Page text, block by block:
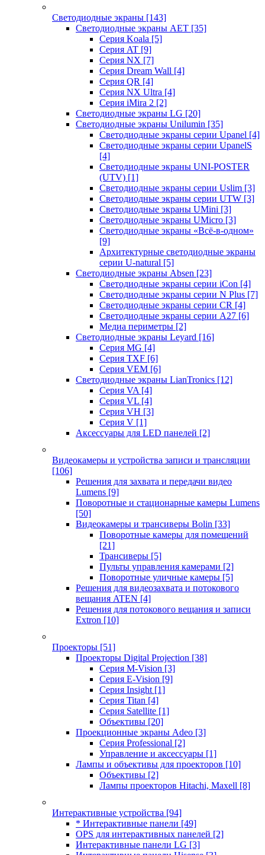
Светодиодные экраны [143]
Светодиодные экраны AET [35]
Cерия Koala [5]
Серия AT [9]
Серия NX [7]
Серия Dream Wall [4]
Серия QR [4]
Серия NX Ultra [4]
Серия iMira 2 [2]
Светодиодные экраны LG [20]
Светодиодные экраны Unilumin [35]
Светодиодные экраны серии Upanel [4]
Светодиодные экраны серии UpanelS
[4]
Светодиодные экраны UNI-POSTER
(UTV) [1]
Светодиодные экраны серии Uslim [3]
Светодиодные экраны серии UTW [3]
Светодиодные экраны UMini [3]
Светодиодные экраны UMicro [3]
Светодиодные экраны «Всё-в-одном»
[9]
Архитектурные светодиодные экраны
серии U-natural [5]
Светодиодные экраны Absen [23]
Светодиодные экраны серии iCon [4]
Светодиодные экраны серии N Plus [7]
Светодиодные экраны серии CR [4]
Светодиодные экраны серии А27 [6]
Медиа периметры [2]
Светодиодные экраны Leyard [16]
Серия MG [4]
Серия TXF [6]
Серия VEM [6]
Светодиодные экраны LianTronics [12]
Серия VA [4]
Серия VL [4]
Серия VH [3]
Серия V [1]
Аксессуары для LED панелей [2]
Видеокамеры и устройства записи и трансляции
[106]
Решения для захвата и передачи видео
Lumens [9]
Поворотные и стационарные камеры Lumens
[50]
Видеокамеры и трансиверы Bolin [33]
Поворотные камеры для помещений
[21]
Трансиверы [5]
Пульты управления камерами [2]
Поворотные уличные камеры [5]
Решения для видеозахвата и потокового
вещания ATEN [4]
Решения для потокового вещания и записи
Extron [10]
Проекторы [51]
Проекторы Digital Projection [38]
Серия M-Vision [3]
Серия E-Vision [9]
Серия Insight [1]
Серия Titan [4]
Серия Satellite [1]
Объективы [20]
Проекционные экраны Adeo [3]
Серия Professional [2]
Управление и аксессуары [1]
Лампы и объективы для проекторов [10]
Объективы [2]
Лампы проекторов Hitachi, Maxell [8]
Интерактивные устройства [94]
* Интерактивные панели [49]
OPS для интерактивных панелей [2]
Интерактивные панели LG [3]